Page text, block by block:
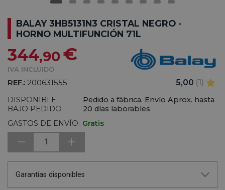
BALAY 3HB5131N3 CRISTAL NEGRO -
HORNO MULTIFUNCIÓN 71L
344,90€
IVA INCLUIDO
REF.: 200631555 5,00 (1)
DISPONIBLE
BAJO PEDIDO
Pedido a fábrica. Envío Aprox. hasta
20 días laborables
GASTOS DE ENVÍO: Gratis
1
Garantías disponibles